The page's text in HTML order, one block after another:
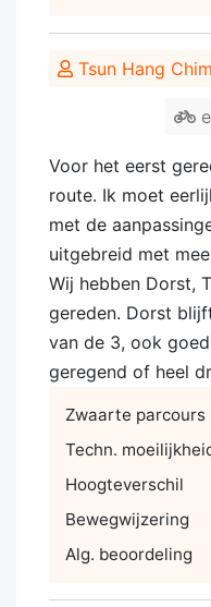
Tsun Hang Chim
Voor het eerst
route. Ik moet
met de
uitgebreid met
Wij hebben Dorst,
gereden. Dorst
van de 3, ook
geregend of heel
Zwaarte parcours
Techn.
Hoogteverschil
Bewegwijzering
Alg. beoordeling